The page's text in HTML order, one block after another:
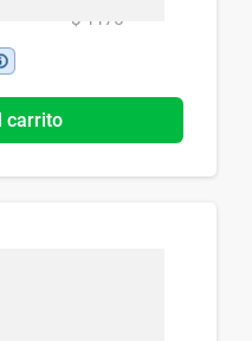
$ 1175
carrito